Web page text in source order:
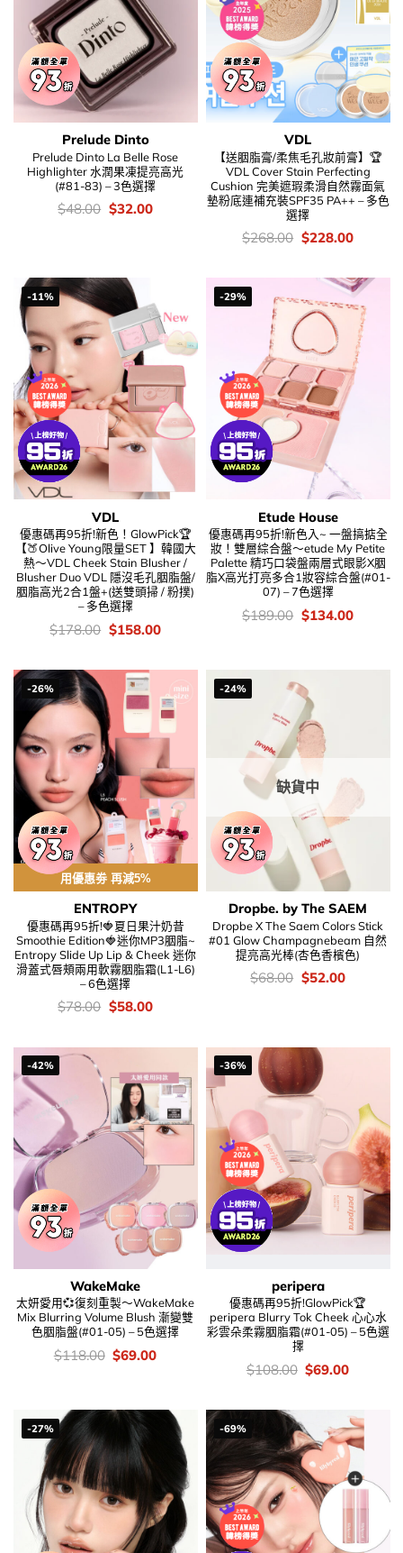
Prelude Dinto
Prelude Dinto La Belle Rose
Highlighter 水潤果凍提亮高光
(#81-83) – 3色選擇
價
錢：
$48.00 Original
price
$32.00Current
VDL
【送胭脂膏/柔焦毛孔妝前膏】🏆
VDL Cover Stain Perfecting
Cushion 完美遮瑕柔滑自然霧面氣
墊粉底連補充裝SPF35 PA++ – 多色
選擇
價
錢：
$268.00 Original
price
$268.00.
$228.00Current
-11%
VDL
優惠碼再95折!新色！GlowPick🏆
【🍑Olive Young限量SET 】韓國大
熱～VDL Cheek Stain Blusher /
Blusher Duo VDL 隱沒毛孔胭脂盤/
胭脂高光2合1盤+(送雙頭掃 / 粉撲)
– 多色選擇
價
錢：
$178.00 Original
price
$178.00.
$158.00Current
$158.00.
-29%
Etude House
優惠碼再95折!新色入~ 一盤搞掂全
妝！雙層綜合盤～etude My Petite
Palette 精巧口袋盤兩層式眼影X胭
脂X高光打亮多合1妝容綜合盤(#01-
07) – 7色選擇
價
錢：
$189.00 Original
price
$134.00Current
-26%
用優惠劵 再減5%
ENTROPY
優惠碼再95折!🍓夏日果汁奶昔
Smoothie Edition🍓迷你MP3胭脂~
Entropy Slide Up Lip & Cheek 迷你
滑蓋式唇頰兩用軟霧胭脂霜(L1-L6)
– 6色選擇
價
錢：
$78.00 Original
price
$78.00.
$58.00Current
$58.00.
-24%
缺貨中
Dropbe. by The SAEM
Dropbe X The Saem Colors Stick
#01 Glow Champagnebeam 自然
提亮高光棒(杏色香檳色)
價
錢：
$68.00 Original
price
$52.00Current
-42%
WakeMake
太妍愛用💞復刻重製～WakeMake
Mix Blurring Volume Blush 漸變雙
色胭脂盤(#01-05) – 5色選擇
價
錢：
$118.00 Original
price
$69.00Current
-36%
peripera
優惠碼再95折!GlowPick🏆
peripera Blurry Tok Cheek 心心水
彩雲朵柔霧胭脂霜(#01-05) – 5色選
擇
價
錢：
$108.00 Original
price
$69.00Current
-27% -69%